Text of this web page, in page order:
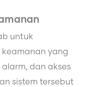
untuk
yang
dan akses
sistem tersebut